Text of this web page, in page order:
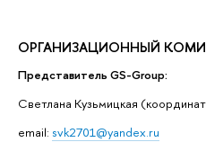
ОРГАНИЗАЦИОННЫЙ
Представитель GS-Group:
Светлана Кузьмицкая
email: svk2701@yandex.ru